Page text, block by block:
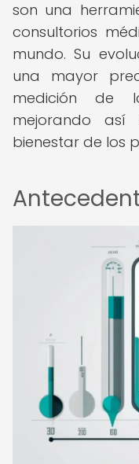
son una
consultorios
mundo. Su
una mayor
medición de
mejorando
bienestar de los